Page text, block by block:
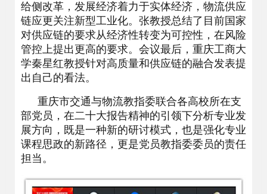
给侧改革，发展经济着力于实体经济，物流供应
链应更关注新型工业化。张教授总结了目前国家
对供应链的要求从经济性转变为可控性，在风险
管控上提出更高的要求。会议最后，重庆工商大
学秦星红教授针对高质量和供应链的融合发表提
出自己的看法。
重庆市交通与物流教指委联合各高校所在支
部党员，在二十大报告精神的引领下分析专业发
展方向，既是一种新的研讨模式，也是强化专业
课程思政的新路径，更是党员教指委委员的责任
担当。